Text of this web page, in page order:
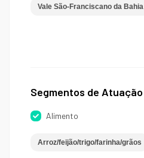
Vale São-Franciscano da Bahia
Segmentos de Atuação
Alimento
Arroz/feijão/trigo/farinha/grãos